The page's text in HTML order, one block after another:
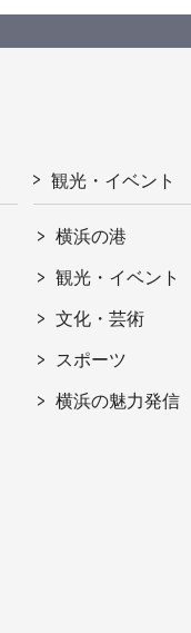
観光・イベント
横浜の港
観光・イベント
文化・芸術
スポーツ
横浜の魅力発信